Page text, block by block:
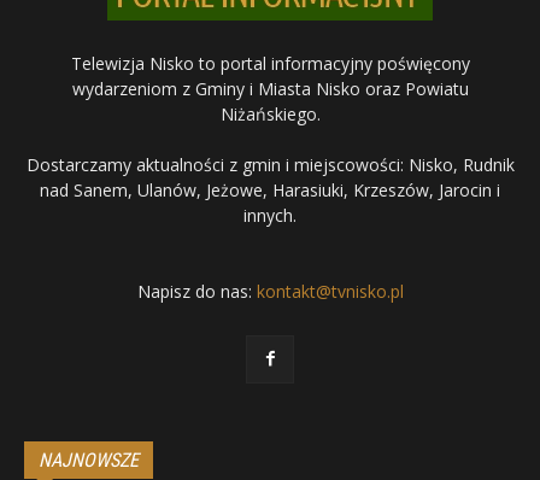
Telewizja Nisko to portal informacyjny poświęcony
wydarzeniom z Gminy i Miasta Nisko oraz Powiatu
Niżańskiego.
Dostarczamy aktualności z gmin i miejscowości: Nisko, Rudnik
nad Sanem, Ulanów, Jeżowe, Harasiuki, Krzeszów, Jarocin i
innych.
Napisz do nas: kontakt@tvnisko.pl
NAJNOWSZE